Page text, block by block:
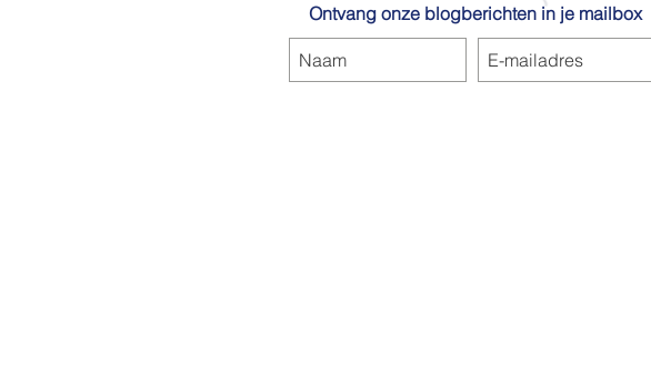
Ontvang onze blogberichten in je mailbox